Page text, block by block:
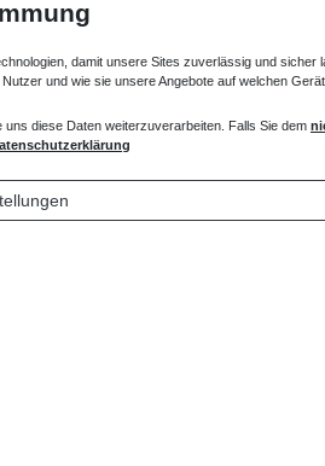
Verlängertes Ventil für Heizkörper Konvektor
72,32 € *
*inkl. ges. MwSt.
damit unsere Sites zuverlässig und
und wie sie unsere Angebote auf welchen
uns diese Daten weiterzuverarbeiten. Falls Sie dem